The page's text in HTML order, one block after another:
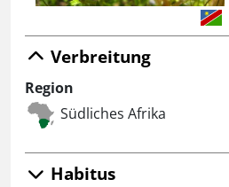
Verbreitung
Region
Südliches Afrika
Habitus